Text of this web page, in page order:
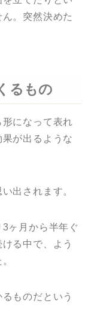
。突然決めた
るもの
になって表れ
が出るような
出されます。
ヶ月から半年ぐ
る中で、よう
ものだという